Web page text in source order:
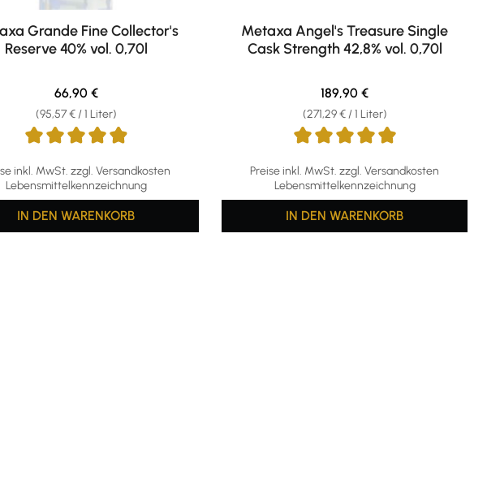
Grande Fine Collector's
Reserve 40% vol. 0,70l
inkl. MwSt. zzgl. Versandkosten
Lebensmittelkennzeichnung
(95,57 € / 1 Liter)
Regulärer Preis:
66,90 €
IN DEN WARENKORB
Metaxa Angel's Treasure Single
Cask Strength 42,8% vol. 0,70l
Preise inkl. MwSt. zzgl. Versandkosten
Lebensmittelkennzeichnung
(271,29 € / 1 Liter)
Regulärer Preis:
189,90 €
IN DEN WARENKORB